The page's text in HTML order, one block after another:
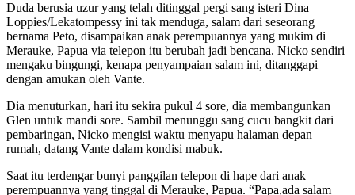
Duda berusia uzur yang telah ditinggal pergi sang isteri Dina
Loppies/Lekatompessy ini tak menduga, salam dari seseorang
bernama Peto, disampaikan anak perempuannya yang mukim di
Merauke, Papua via telepon itu berubah jadi bencana. Nicko sendiri
mengaku bingungi, kenapa penyampaian salam ini, ditanggapi
dengan amukan oleh Vante.
Dia menuturkan, hari itu sekira pukul 4 sore, dia membangunkan
Glen untuk mandi sore. Sambil menunggu sang cucu bangkit dari
pembaringan, Nicko mengisi waktu menyapu halaman depan
rumah, datang Vante dalam kondisi mabuk.
Saat itu terdengar bunyi panggilan telepon di hape dari anak
perempuannya yang tinggal di Merauke, Papua. “Papa,ada salam